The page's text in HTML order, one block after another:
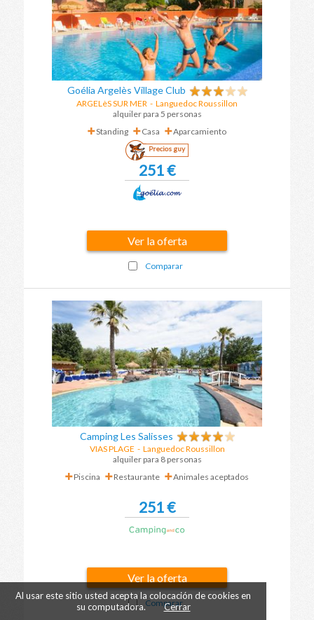
Goélia Argelès Village Club
ARGELèS SUR MER - Languedoc Roussillon
alquiler para 5 personas
Standing
Casa Aparcamiento
Precios guy
251 €
Ver la oferta
Comparar
Camping Les Salisses
VIAS PLAGE - Languedoc Roussillon
alquiler para 8 personas
Piscina
Restaurante Animales aceptados
251 €
Ver la oferta
Comparar
Al usar este sitio usted acepta la colocación de cookies en
su computadora.
Cerrar